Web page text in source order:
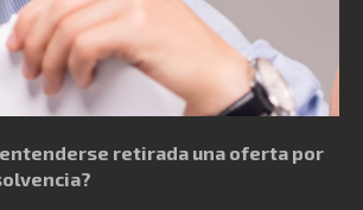
entenderse retirada una oferta por